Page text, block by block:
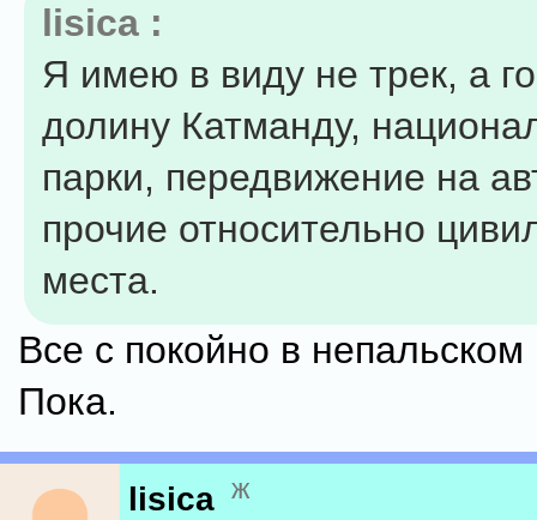
lisica :
Я имею в виду не трек, а
долину Катманду,
парки, передвижение на
прочие относительно
места.
Все с покойно в непальском
Пока.
lisica ж